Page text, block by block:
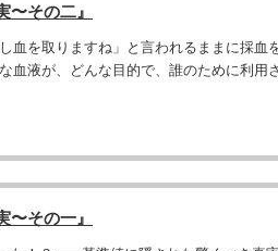
その二』
血を取りますね」と言われるままに採血
血液が、どんな目的で、誰のために利用
その一』